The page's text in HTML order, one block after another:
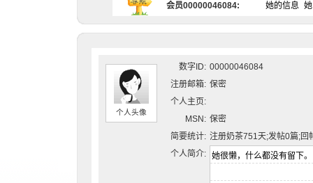
会员00000046084: 她的信息
个人头像
数字ID: 00000046084
注册邮箱: 保密
个人主页:
MSN: 保密
简要统计: 注册奶茶751天;发帖0篇;回
个人简介: